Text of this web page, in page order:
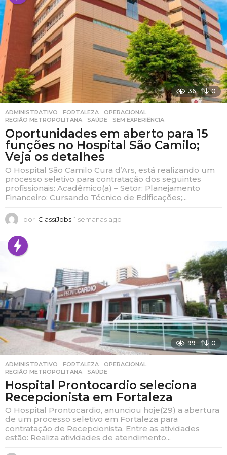
s
g
36 0
ADMINISTRATIVO ,FORTALEZA ,OPERACIONAL
REGIÃO METROPOLITANA
,SAÚDE ,SEM EXPERIÊNCIA
Oportunidades em aberto para 15
funções no Hospital São Camilo;
Veja os detalhes
O Hospital São Camilo Cura d’Ars, está realizando um
processo seletivo para contratação dos seguintes
profissionais: Acadêmico(a) – Setor: Planejamento
Financeiro: Cursando Técnico de Edificações;...
por ClassiJobs 1 semanas ago
n
a
s
a
o
99 0
ADMINISTRATIVO ,FORTALEZA ,OPERACIONAL
REGIÃO METROPOLITANA
,SAÚDE
Hospital Prontocardio seleciona
Recepcionista em Fortaleza
O Hospital Prontocardio, anunciou hoje(29) a abertura
de um processo seletivo em Fortaleza para
contratação de Recepcionista. Entre as atividades
estão: Realiza atividades de atendimento...